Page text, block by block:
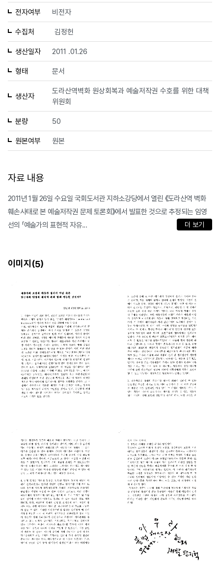
전자여부 비전자
수집처 김정헌
생산일자 2011 .01.26
형태 문서
생산자
도라산역벽화 원상회복과 예술저작권 수호를 위한 대책
위원회
분량 50
원본여부 원본
자료 내용
2011년 1월 26일 수요일 국회도서관 지하소강당에서 열린 《도라산역 벽화
훼손사태로 본 예술저작권 문제 토론회》에서 발표한 것으로 추정되는 임영
선의 「예술가의 표현적 자유...
더 보기
이미지(5)